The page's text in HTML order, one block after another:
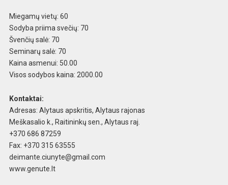
Miegamų vietų: 60
Sodyba priima svečių: 70
Švenčių salė: 70
Seminarų salė: 70
Kaina asmenui: 50.00
Visos sodybos kaina: 2000.00
Kontaktai:
Adresas: Alytaus apskritis, Alytaus rajonas
Meškasalio k., Raitininkų sen., Alytaus raj.
+370 686 87259
Fax: +370 315 63555
deimante.ciunyte@gmail.com
www.genute.lt